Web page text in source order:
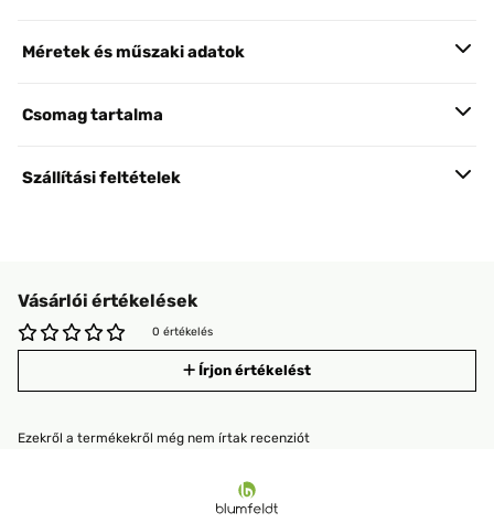
Méretek és műszaki adatok
Csomag tartalma
Szállítási feltételek
Vásárlói értékelések
0 értékelés
Írjon értékelést
Ezekről a termékekről még nem írtak recenziót